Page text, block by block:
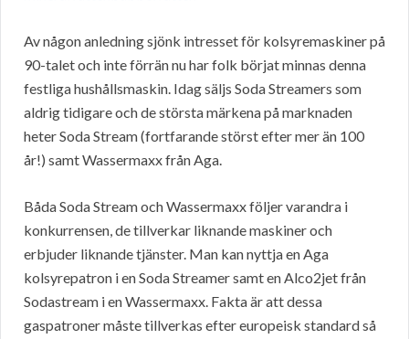
Av någon anledning sjönk intresset för kolsyremaskiner på
90-talet och inte förrän nu har folk börjat minnas denna
festliga hushållsmaskin. Idag säljs Soda Streamers som
aldrig tidigare och de största märkena på marknaden
heter Soda Stream (fortfarande störst efter mer än 100
år!) samt Wassermaxx från Aga.
Båda Soda Stream och Wassermaxx följer varandra i
konkurrensen, de tillverkar liknande maskiner och
erbjuder liknande tjänster. Man kan nyttja en Aga
kolsyrepatron i en Soda Streamer samt en Alco2jet från
Sodastream i en Wassermaxx. Fakta är att dessa
gaspatroner måste tillverkas efter europeisk standard så